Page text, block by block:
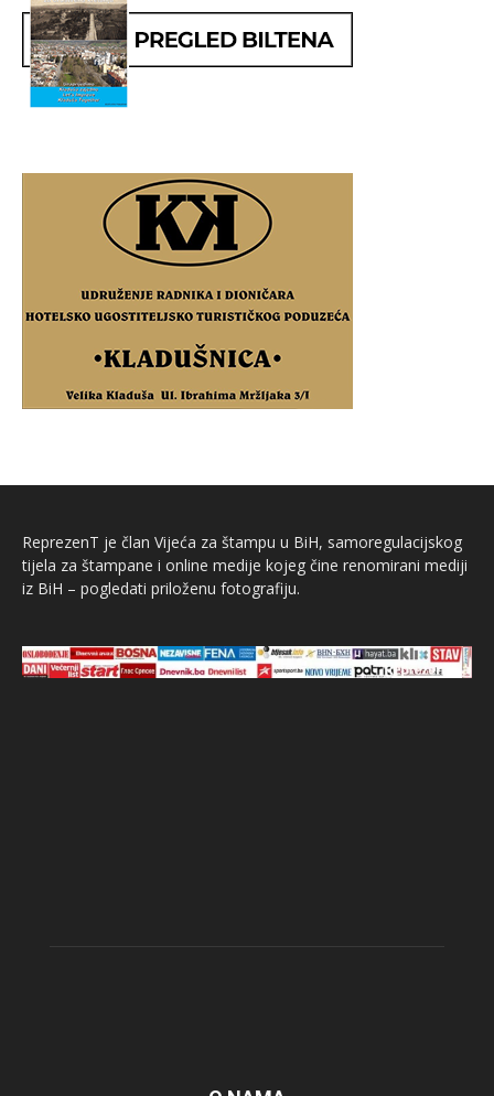
ReprezenT je član Vijeća za štampu u BiH, samoregulacijskog
tijela za štampane i online medije kojeg čine renomirani mediji
iz BiH – pogledati priloženu fotografiju.